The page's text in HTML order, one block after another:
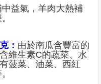
中益氣，羊肉大熱補
： 由於南瓜含豐富的
維生素C的蔬菜、水
菠菜、油菜、西紅